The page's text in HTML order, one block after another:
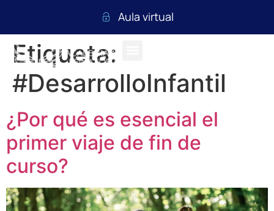
Aula virtual
Etiqueta:
#DesarrolloInfantil
¿Por qué es esencial el
primer viaje de fin de
curso?